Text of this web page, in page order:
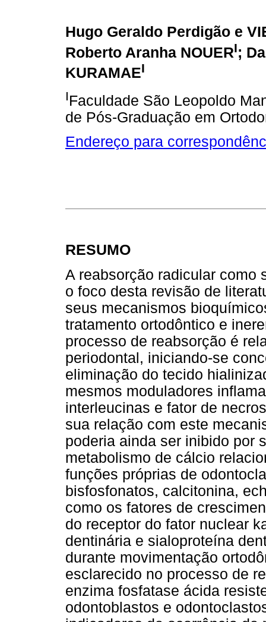
Hugo Geraldo Perdigão e
Roberto Aranha NOUERI;
KURAMAEI
IFaculdade São Leopoldo
de Pós-Graduação em
Endereço para
RESUMO
A reabsorção radicular como
o foco desta revisão de
seus mecanismos
tratamento ortodôntico e
processo de reabsorção é
periodontal, iniciando-se
eliminação do tecido
mesmos moduladores
interleucinas e fator de
sua relação com este
poderia ainda ser inibido por
metabolismo de cálcio
funções próprias de
bisfosfonatos, calcitonina,
como os fatores de
do receptor do fator nuclear
dentinária e sialoproteína
durante movimentação
esclarecido no processo de
enzima fosfatase ácida
odontoblastos e